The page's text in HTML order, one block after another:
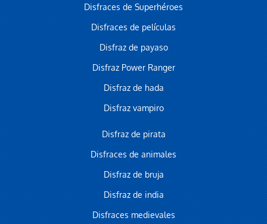
Disfraces de Superhéroes
Disfraces de películas
Disfraz de payaso
Disfraz Power Ranger
Disfraz de hada
Disfraz vampiro
Disfraz de pirata
Disfraces de animales
Disfraz de bruja
Disfraz de india
Disfraces medievales